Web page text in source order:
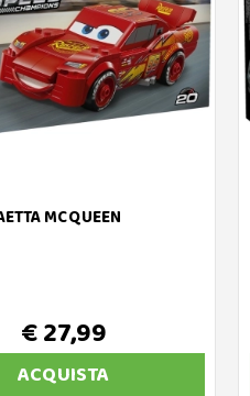
MCQUEEN
€ 27,99
ACQUISTA